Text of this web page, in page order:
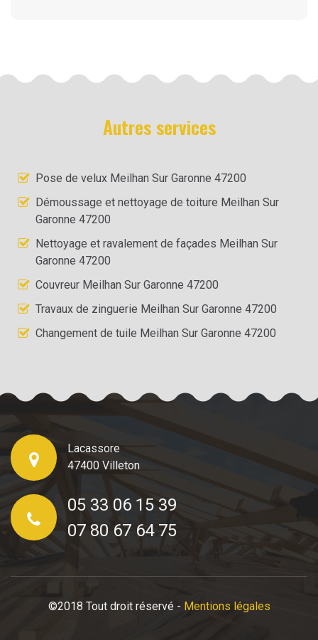
Autres services
Pose de velux Meilhan Sur Garonne 47200
Démoussage et nettoyage de toiture Meilhan Sur
Garonne 47200
Nettoyage et ravalement de façades Meilhan Sur
Garonne 47200
Couvreur Meilhan Sur Garonne 47200
Travaux de zinguerie Meilhan Sur Garonne 47200
Changement de tuile Meilhan Sur Garonne 47200
Lacassore
47400 Villeton
05 33 06 15 39
07 80 67 64 75
©2018 Tout droit réservé - Mentions légales